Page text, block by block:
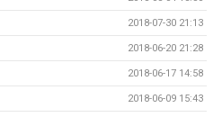
2018-07-30 21:13
2018-06-20 21:28
2018-06-17 14:58
2018-06-09 15:43